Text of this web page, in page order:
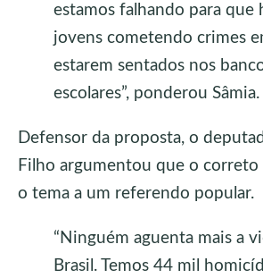
estamos falhando para que
jovens cometendo crimes
estarem sentados nos
escolares”, ponderou Sâmia.
Defensor da proposta, o
Filho argumentou que o correto
o tema a um referendo popular.
“Ninguém aguenta mais a
Brasil. Temos 44 mil